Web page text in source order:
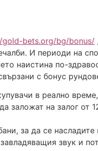
gold-bets.org/bg/bonus/
И периоди на
наистина по-
с бонус
в реално
заложат на залог
за да се
звук и